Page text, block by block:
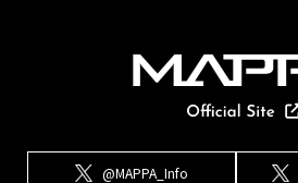
@MAPPA_Info